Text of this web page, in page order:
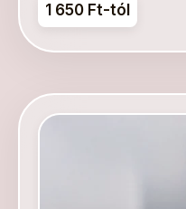
1 650 Ft-tól